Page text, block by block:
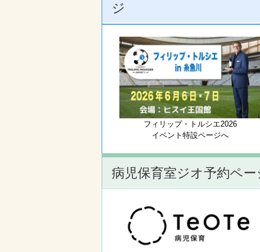
ジ
フィリップ・トルシエ2026
イベント特設ページへ
病児保育室ジオ予約ペー